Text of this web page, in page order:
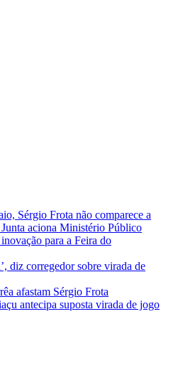
Sérgio Frota não comparece a
aciona Ministério Público
para a Feira do
diz corregedor sobre virada de
afastam Sérgio Frota
antecipa suposta virada de jogo